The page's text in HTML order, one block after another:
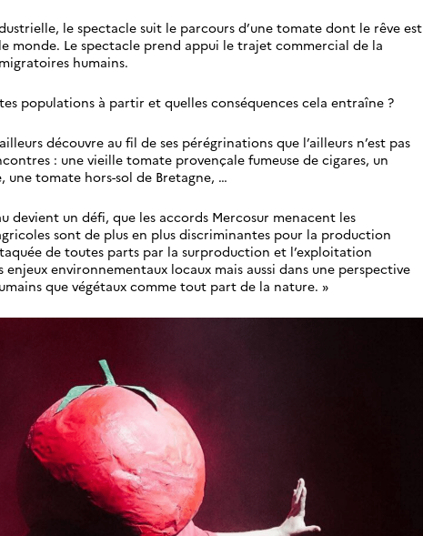
le spectacle suit le parcours d’une tomate dont le rêve est
monde. Le spectacle prend appui le trajet commercial de la
humains.
populations à partir et quelles conséquences cela entraîne ?
découvre au fil de ses pérégrinations que l’ailleurs n’est pas
: une vieille tomate provençale fumeuse de cigares, un
tomate hors-sol de Bretagne, …
devient un défi, que les accords Mercosur menacent les
sont de plus en plus discriminantes pour la production
de toutes parts par la surproduction et l’exploitation
enjeux environnementaux locaux mais aussi dans une perspective
que végétaux comme tout part de la nature. »